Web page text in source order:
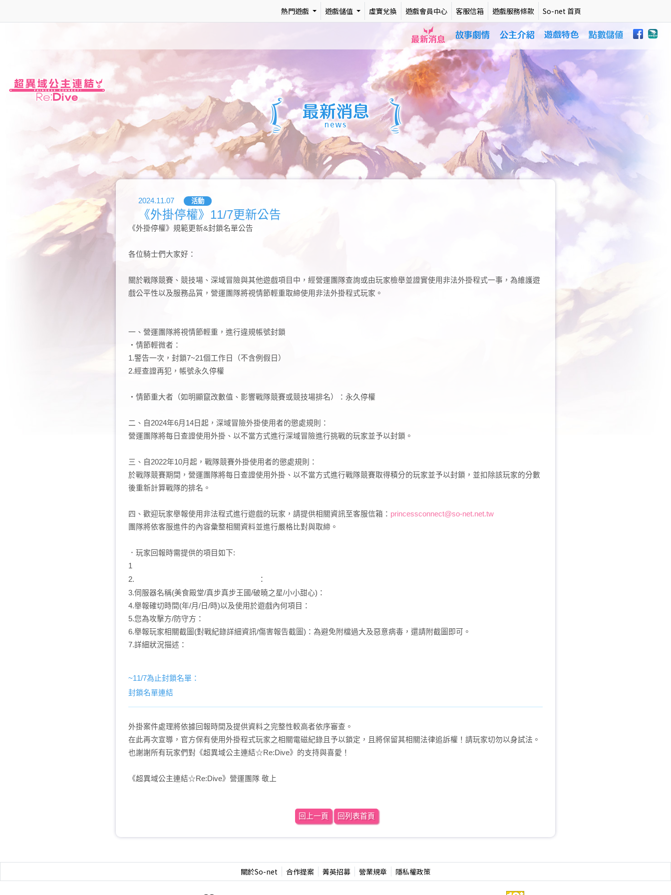
熱門遊戲 遊戲儲值 虛寶兌換 遊戲會員中心 客服信箱 遊戲服務條款 So-net 首頁
最新消息
2024.11.07 活動
《外掛停權》11/7更新公告
超異域公主連結☆Re：Dive
《外掛停權》規範更新&封鎖名單公告
各位騎士們大家好：
關於戰隊競賽、競技場、深域冒險與其他遊戲項目中，經營運團隊查詢或由玩家檢舉並證實使用非法外掛程式一事，為維護遊
戲公平性以及服務品質，營運團隊將視情節輕重取締使用非法外掛程式玩家。
一、營運團隊將視情節輕重，進行違規帳號封鎖
・情節輕微者：
1.警告一次，封鎖7~21個工作日（不含例假日）
2.經查證再犯，帳號永久停權
・情節重大者（如明顯竄改數值、影響戰隊競賽或競技場排名）：永久停權
二、自2024年6月14日起，深域冒險外掛使用者的懲處規則：
營運團隊將每日查證使用外掛、以不當方式進行深域冒險進行挑戰的玩家並予以封鎖。
三、自2022年10月起，戰隊競賽外掛使用者的懲處規則：
於戰隊競賽期間，營運團隊將每日查證使用外掛、以不當方式進行戰隊競賽取得積分的玩家並予以封鎖，並扣除該玩家的分數
後重新計算戰隊的排名。
四、歡迎玩家舉報使用非法程式進行遊戲的玩家，請提供相關資訊至客服信箱： princessconnect@so-net.net.tw
團隊將依客服進件的內容彙整相關資料並進行嚴格比對與取締。
．玩家回報時需提供的項目如下:
1
2.
：
3.伺服器名稱(美食殿堂/真步真步王國/破曉之星/小小甜心)：
4.舉報確切時間(年/月/日/時)以及使用於遊戲內何項目：
5.您為攻擊方/防守方：
6.舉報玩家相關截圖(對戰紀錄詳細資訊/傷害報告截圖)：為避免附檔過大及惡意病毒，還請附截圖即可。
7.詳細狀況描述：
~11/7為止封鎖名單：
封鎖名單連結
外掛案件處理將依據回報時間及提供資料之完整性較高者依序審查。
在此再次宣導，官方保有使用外掛程式玩家之相關電磁紀錄且予以鎖定，且將保留其相關法律追訴權！請玩家切勿以身試法。
也謝謝所有玩家們對《超異域公主連結☆Re:Dive》的支持與喜愛！
《超異域公主連結☆Re:Dive》營運團隊 敬上
回上一頁 回列表首頁
關於So-net 合作提案 菁英招募 營業規章 隱私權政策